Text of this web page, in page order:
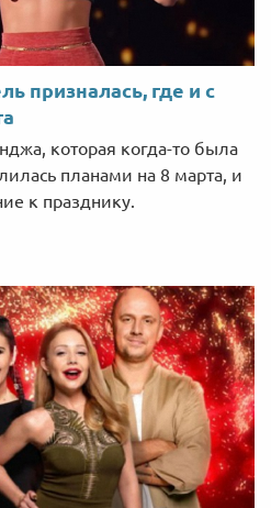
призналась, где и с
которая когда-то была
планами на 8 марта, и
к празднику.